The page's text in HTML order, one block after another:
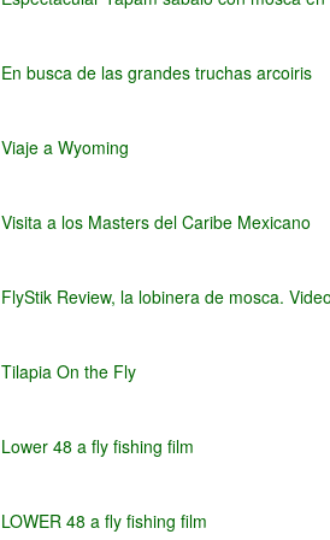
En busca de las grandes truchas arcoiris
Viaje a Wyoming
Visita a los Masters del Caribe Mexicano
FlyStik Review, la lobinera de mosca.
Tilapia On the Fly
Lower 48 a fly fishing film
LOWER 48 a fly fishing film